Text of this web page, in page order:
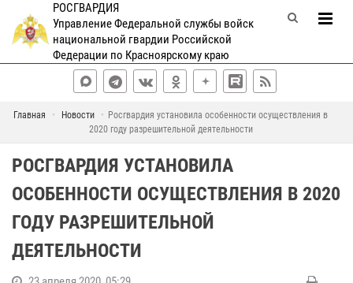
РОСГВАРДИЯ
Управление Федеральной службы войск
национальной гвардии Российской
Федерации по Красноярскому краю
Главная Новости
Росгвардия установила особенности осуществления в
2020 году разрешительной деятельности
РОСГВАРДИЯ УСТАНОВИЛА
ОСОБЕННОСТИ ОСУЩЕСТВЛЕНИЯ В 2020
ГОДУ РАЗРЕШИТЕЛЬНОЙ
ДЕЯТЕЛЬНОСТИ